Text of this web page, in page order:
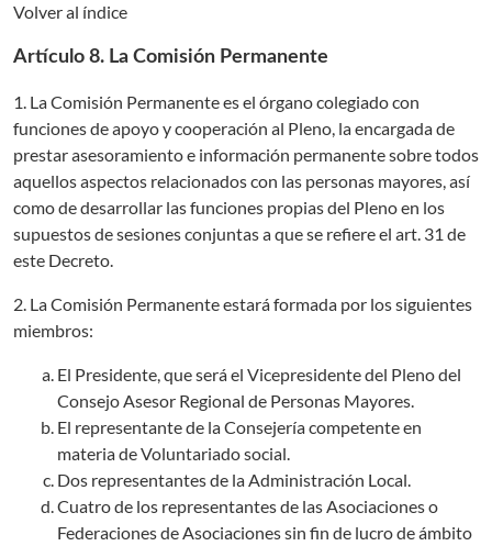
Volver al índice
Artículo 8. La Comisión Permanente
1. La Comisión Permanente es el órgano colegiado con
funciones de apoyo y cooperación al Pleno, la encargada de
prestar asesoramiento e información permanente sobre todos
aquellos aspectos relacionados con las personas mayores, así
como de desarrollar las funciones propias del Pleno en los
supuestos de sesiones conjuntas a que se refiere el art. 31 de
este Decreto.
2. La Comisión Permanente estará formada por los siguientes
miembros:
El Presidente, que será el Vicepresidente del Pleno del
Consejo Asesor Regional de Personas Mayores.
El representante de la Consejería competente en
materia de Voluntariado social.
Dos representantes de la Administración Local.
Cuatro de los representantes de las Asociaciones o
Federaciones de Asociaciones sin fin de lucro de ámbito